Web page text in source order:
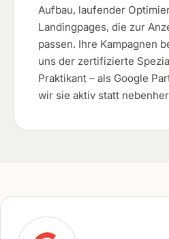
Aufbau, laufender
Landingpages, die zur
passen. Ihre Kampagnen
uns der zertifizierte
Praktikant – als Google
wir sie aktiv statt